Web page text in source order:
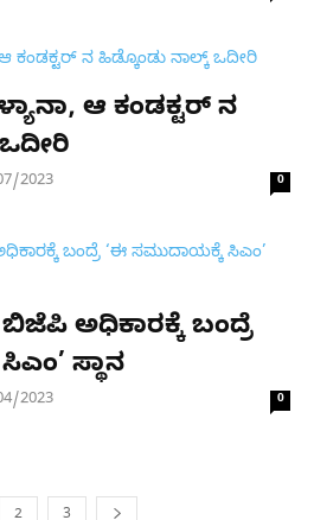
ಆ ಕಂಡಕ್ಟರ್ ನ
2023 0
ಅಧಿಕಾರಕ್ಕೆ ಬಂದ್ರೆ
ಸ್ಥಾನ
2023 0
2 3